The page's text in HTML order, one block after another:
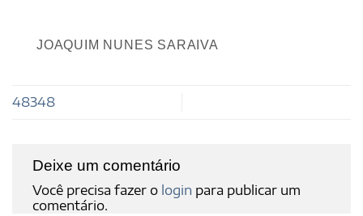
JOAQUIM NUNES SARAIVA
48348
Deixe um comentário
Você precisa fazer o login para publicar um
comentário.